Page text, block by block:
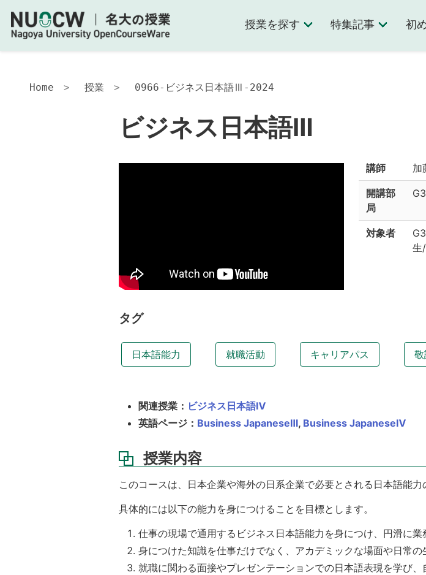
授業を探す 特集記事 初
Home 授業 0966-ビジネス日本語Ⅲ-2024
ビジネス日本語Ⅲ
講師
開講部
局
対象者
生
タグ
日本語能力 就職活動 キャリアパス
関連授業： ビジネス日本語Ⅳ
英語ページ： Business JapaneseⅢ, Business JapaneseⅣ
授業内容
このコースは、日本企業や海外の日系企業で必要とされる日本語能
具体的には以下の能力を身につけることを目標とします。
仕事の現場で通用するビジネス日本語能力を身につけ、円滑に
身につけた知識を仕事だけでなく、アカデミックな場面や日常
就職に関わる面接やプレゼンテーションでの日本語表現を学び